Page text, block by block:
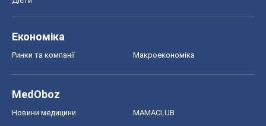
Економіка
Ринки та компанії Макроекономіка
MedOboz
Новини медицини MAMACLUB